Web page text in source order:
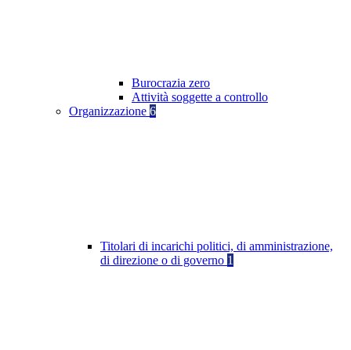
Burocrazia zero
Attività soggette a controllo
Organizzazione 6
Titolari di incarichi politici, di amministrazione,
di direzione o di governo 1